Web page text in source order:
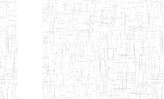
Etablissements
d'enseignement
secondaire
technique
et
professionnel